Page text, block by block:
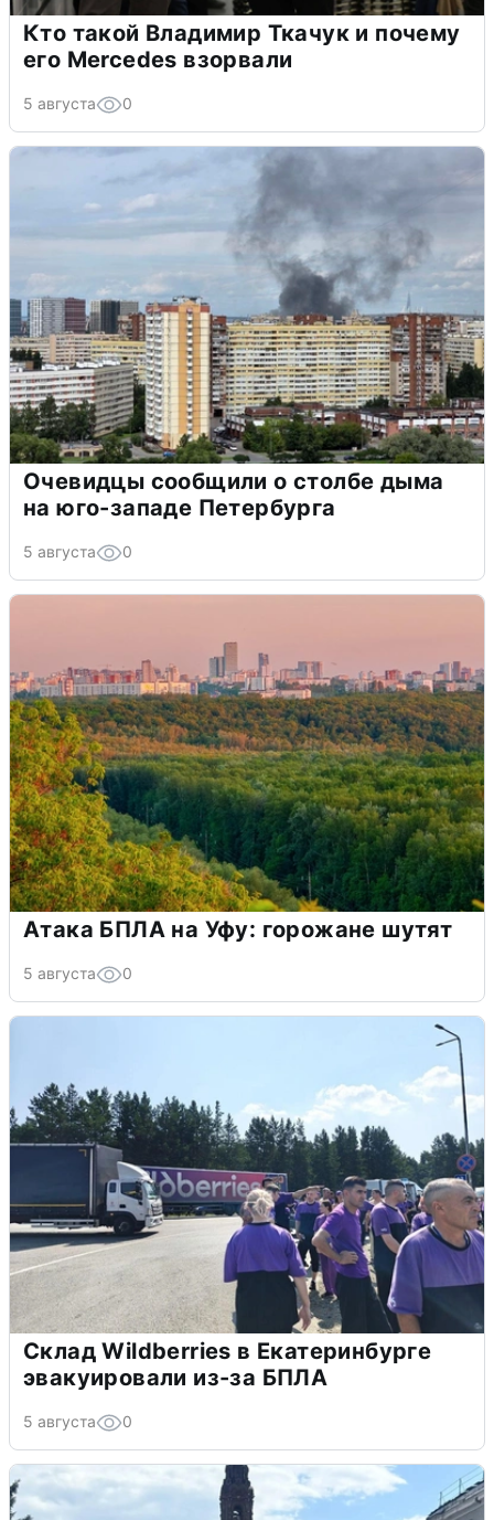
Кто такой Владимир Ткачук и почему
его Mercedes взорвали
5 августа 0
Очевидцы сообщили о столбе дыма
на юго-западе Петербурга
5 августа 0
Атака БПЛА на Уфу: горожане шутят
5 августа 0
Склад Wildberries в Екатеринбурге
эвакуировали из-за БПЛА
5 августа 0